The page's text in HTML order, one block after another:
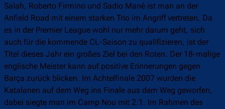
Salah, Roberto Firmino und Sadio Mané ist man an der
Anfield Road mit einem starken Trio im Angriff vertreten. Da
es in der Premier League wohl nur mehr darum geht, sich
auch für die kommende CL-Saison zu qualifizieren, ist der
Titel dieses Jahr ein großes Ziel bei den Roten. Der 18-malige
englische Meister kann auf positive Erinnerungen gegen
Barça zurück blicken. Im Achtelfinale 2007 wurden die
Katalanen auf dem Weg ins Finale aus dem Weg geworfen,
dabei siegte man im Camp Nou mit 2:1. Im Rahmen des